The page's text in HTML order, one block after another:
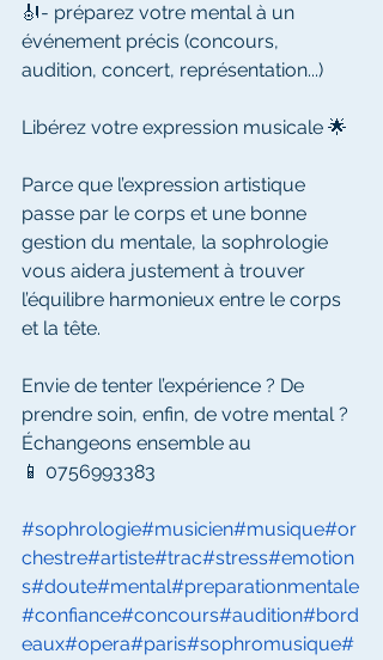
🎻- préparez votre mental à un
événement précis (concours,
audition, concert, représentation...)
Libérez votre expression musicale 🌟
Parce que l’expression artistique
passe par le corps et une bonne
gestion du mentale, la sophrologie
vous aidera justement à trouver
l’équilibre harmonieux entre le corps
et la tête.
Envie de tenter l’expérience ? De
prendre soin, enfin, de votre mental ?
Échangeons ensemble au
📱 0756993383
#sophrologie#musicien#musique#or
chestre#artiste#trac#stress#emotion
s#doute#mental#preparationmentale
#confiance#concours#audition#bord
eaux#opera#paris#sophromusique#